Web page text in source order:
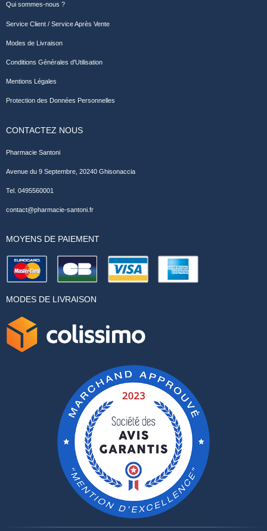
Qui sommes-nous ?
Service Client / Service Après Vente
Modes de Livraison
Conditions Générales d'Utilisation
Mentions Légales
Protection des Données Personnelles
CONTACTEZ NOUS
Pharmacie Santoni
Avenue du 9 Septembre, 20240 Ghisonaccia
Tel. 0495560001
contact@pharmacie-santoni.fr
MOYENS DE PAIEMENT
MODES DE LIVRAISON